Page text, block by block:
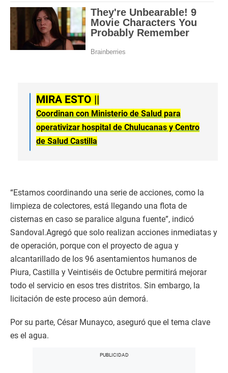
MIRA ESTO ||
Coordinan con Ministerio de Salud para
operativizar hospital de Chulucanas y Centro
de Salud Castilla
“Estamos coordinando una serie de acciones, como la
limpieza de colectores, está llegando una flota de
cisternas en caso se paralice alguna fuente”, indicó
Sandoval.Agregó que solo realizan acciones inmediatas y
de operación, porque con el proyecto de agua y
alcantarillado de los 96 asentamientos humanos de
Piura, Castilla y Veintiséis de Octubre permitirá mejorar
todo el servicio en esos tres distritos. Sin embargo, la
licitación de este proceso aún demorá.
Por su parte, César Munayco, aseguró que el tema clave
es el agua.